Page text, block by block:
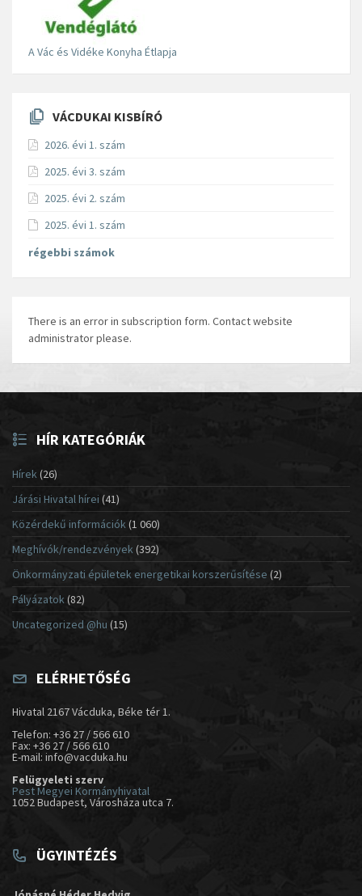
A Vác és Vidéke Konyha Étlapja
VÁCDUKAI KISBÍRÓ
2026. évi 1. szám
2025. évi 3. szám
2025. évi 2. szám
2025. évi 1. szám
régebbi számok
There is an error in subscription form. Contact website
administrator please.
HÍR KATEGÓRIÁK
Hírek(26)
Járási Hivatal hírei (41)
Közérdekű információk(1 060)
Meghívók/rendezvények (392)
Önkormányzati épületek energetikai korszerűsítése (2)
Pályázatok (82)
Uncategorized @hu (15)
ELÉRHETŐSÉG
Hivatal 2167 Vácduka, Béke tér 1.
Telefon: +36 27 / 566 610
Fax: +36 27 / 566 610
E-mail: info@vacduka.hu
Felügyeleti szerv
Pest Megyei Kormányhivatal
1052 Budapest, Városháza utca 7.
ÜGYINTÉZÉS